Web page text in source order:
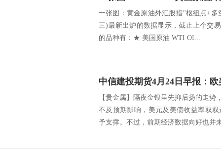
一张图：黄金原油外汇股指"枢纽点+多
三)最新出炉的数据显示，截止上个交
的品种有：★ 美国原油 WTI OI...
【贵金属】隔夜金银呈先抑后扬的走
不及预期影响，美元及美债收益率双
予支撑。不过，前期经济数据向好也并